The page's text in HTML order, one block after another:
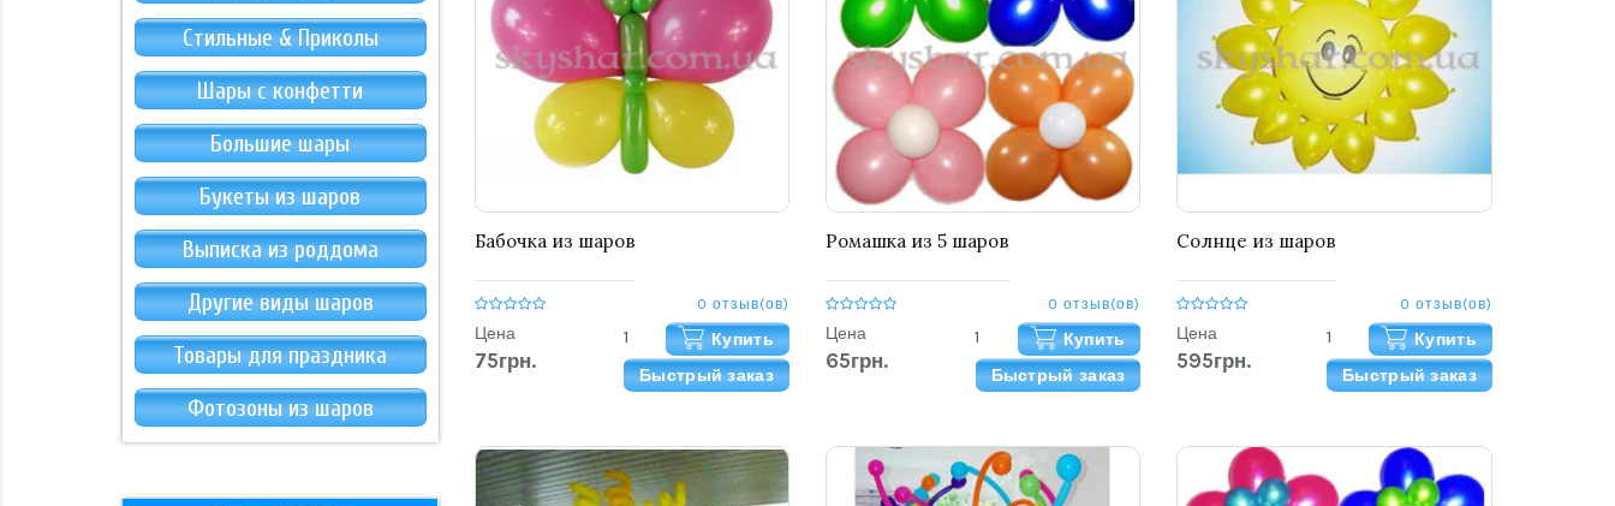
Стильные & Приколы
Шары с конфетти
Большие шары
Букеты из шаров
Выписка из роддома
Другие виды шаров
Товары для праздника
Фотозоны из шаров
Бабочка из шаров
0 отзыв(ов)
Цена
75грн.
Купить
Быстрый заказ
Ромашка из 5 шаров
0 отзыв(ов)
Цена
65грн.
Купить
Быстрый заказ
Солнце из шаров
0 отзыв(ов)
Цена
595грн.
Купить
Быстрый заказ